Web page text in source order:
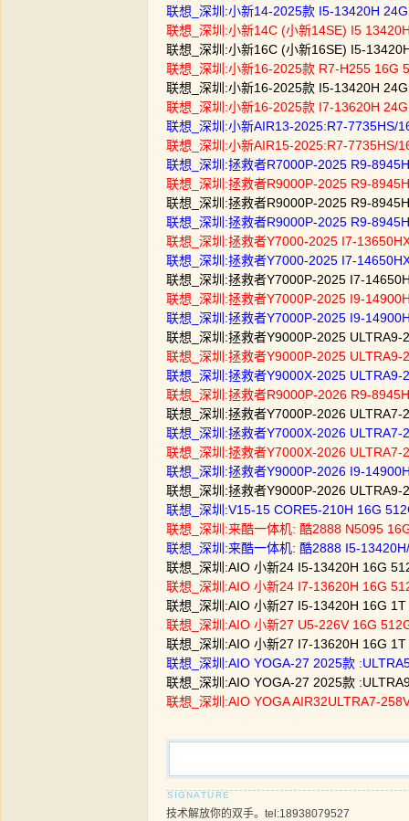
联想_深圳:小新14-2025款 I5-13420H
联想_深圳:小新14C (小新14SE) I5
联想_深圳:小新16C (小新16SE) I5-
联想_深圳:小新16-2025款 R7-H255
联想_深圳:小新16-2025款 I5-13420H
联想_深圳:小新16-2025款 I7-13620H
联想_深圳:小新AIR13-2025:R7-
联想_深圳:小新AIR15-2025:R7-
联想_深圳:拯救者R7000P-2025 R9-
联想_深圳:拯救者R9000P-2025 R9-
联想_深圳:拯救者R9000P-2025 R9-
联想_深圳:拯救者R9000P-2025 R9-
联想_深圳:拯救者Y7000-2025 I7-
联想_深圳:拯救者Y7000-2025 I7-
联想_深圳:拯救者Y7000P-2025 I7-
联想_深圳:拯救者Y7000P-2025 I9-
联想_深圳:拯救者Y7000P-2025 I9-
联想_深圳:拯救者Y9000P-2025
联想_深圳:拯救者Y9000P-2025
联想_深圳:拯救者Y9000X-2025
联想_深圳:拯救者R9000P-2026 R9-
联想_深圳:拯救者Y7000P-2026
联想_深圳:拯救者Y7000X-2026
联想_深圳:拯救者Y7000X-2026
联想_深圳:拯救者Y9000P-2026 I9-
联想_深圳:拯救者Y9000P-2026
联想_深圳:V15-15 CORE5-210H 16G
联想_深圳:来酷一体机: 酷2888 N5095
联想_深圳:来酷一体机: 酷2888 I5-
联想_深圳:AIO 小新24 I5-13420H 16G
联想_深圳:AIO 小新24 I7-13620H 16G
联想_深圳:AIO 小新27 I5-13420H 16G
联想_深圳:AIO 小新27 U5-226V 16G
联想_深圳:AIO 小新27 I7-13620H 16G
联想_深圳:AIO YOGA-27 2025款
联想_深圳:AIO YOGA-27 2025款
联想_深圳:AIO YOGA AIR32ULTRA7-
技术解放你的双手。tel:18938079527